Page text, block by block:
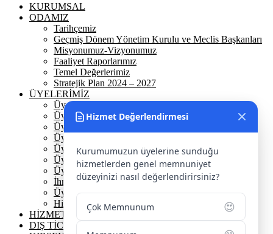
Hizmet Değerlendirmesi
Kurumumuzun üyelerine sunduğu
hizmetlerden genel memnuniyet
düzeyinizi nasıl değerlendirirsiniz?
Çok Memnunum 😍
KURUMSAL
ODAMIZ
Tarihçemiz
Geçmiş Dönem Yönetim Kurulu ve Meclis Başkanları
Misyonumuz-Vizyonumuz
Faaliyet Raporlarımız
Temel Değerlerimiz
Stratejik Plan 2024 – 2027
ÜYELERİMİZ
Üyelerimiz
Üyelik
Üyelik Ön Başvuru
Üyelik Avantajlarımız
Üye Danışmanına Sor
Üye Sorumluluklarımız
Üye Bilgi Güncelleme Formu
İhracat Danışmanına Sor
Üye Başarı Hikayeleri
Hizmet Standartları Tablosu
HİZMETLERİMİZ
DIŞ TİCARET